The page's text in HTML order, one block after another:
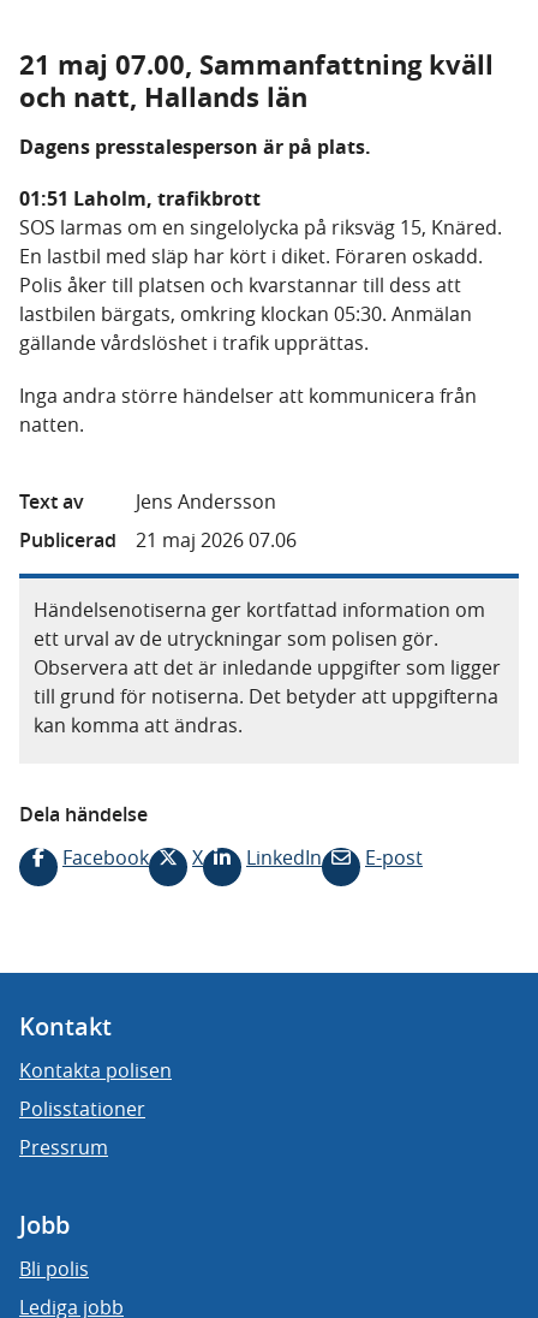
21 maj 07.00, Sammanfattning kväll
och natt, Hallands län
Dagens presstalesperson är på plats.
01:51 Laholm, trafikbrott
SOS larmas om en singelolycka på riksväg 15, Knäred.
En lastbil med släp har kört i diket. Föraren oskadd.
Polis åker till platsen och kvarstannar till dess att
lastbilen bärgats, omkring klockan 05:30. Anmälan
gällande vårdslöshet i trafik upprättas.
Inga andra större händelser att kommunicera från
natten.
Text av
Jens Andersson
Publicerad
21 maj 2026 07.06
Händelsenotiserna ger kortfattad information om
ett urval av de utryckningar som polisen gör.
Observera att det är inledande uppgifter som ligger
till grund för notiserna. Det betyder att uppgifterna
kan komma att ändras.
Dela händelse
Facebook
X LinkedIn E-post
Kontakt
Kontakta polisen
Polisstationer
Pressrum
Jobb
Bli polis
Lediga jobb